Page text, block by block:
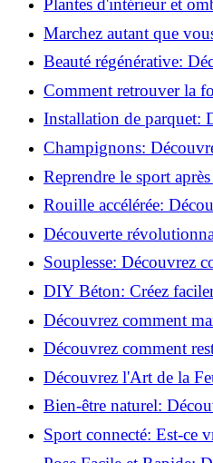
Plantes d'intérieur et
meilleures pour votre
Marchez autant que
pourquoi c'est bénéfique!
Beauté régénérative:
révolutionnaire de la
Comment retrouver la
de blessure: Techniques
Installation de parquet:
essentielles à respecter!
Champignons:
pouvoirs antioxydants!
Reprendre le sport
meilleures méthodes!
Rouille accélérée:
la corrosion en déco
Découverte
régénération inouï !
Souplesse: Découvrez
votre performance
DIY Béton: Créez
tendance!
Découvrez comment
Astuces et secrets révélés!
Découvrez comment
toujours possible!
Découvrez l'Art de la
Incontournables pour
Bien-être naturel:
vie saine!
Sport connecté: Est-ce
pour vous?